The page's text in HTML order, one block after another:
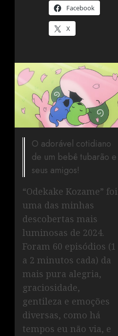
Facebook
X
O adorável cotidiano
de um bebê tubarão e
seus amigos!
“Odekake Kozame” foi
uma das minhas
descobertas mais
luminosas de 2024.
Foram 60 episódios (1
a 2 minutos cada) da
mais pura alegria,
graciosidade,
gentileza e emoções
diversas, como há
tempos eu não via, e